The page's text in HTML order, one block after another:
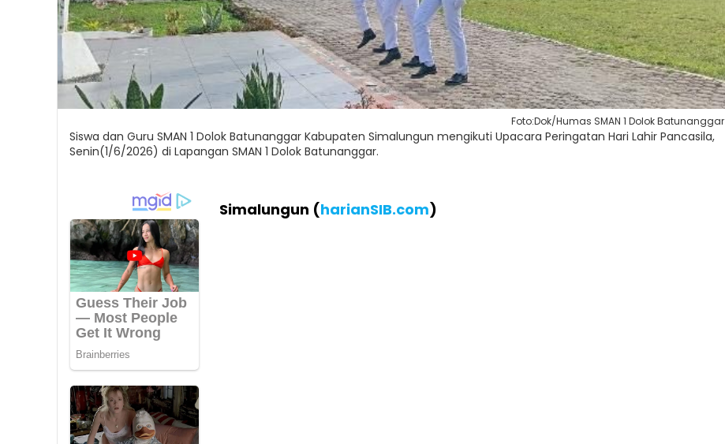
Foto:Dok/Humas SMAN 1 Dolok Batunanggar
Siswa dan Guru SMAN 1 Dolok Batunanggar Kabupaten Simalungun mengikuti Upacara Peringatan Hari Lahir Pancasila,
Senin(1/6/2026) di Lapangan SMAN 1 Dolok Batunanggar.
Simalungun (harianSIB.com)